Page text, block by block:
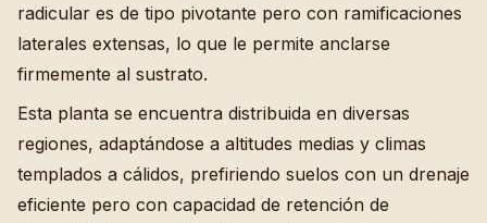
radicular es de tipo pivotante pero con ramificaciones
laterales extensas, lo que le permite anclarse
firmemente al sustrato.
Esta planta se encuentra distribuida en diversas
regiones, adaptándose a altitudes medias y climas
templados a cálidos, prefiriendo suelos con un drenaje
eficiente pero con capacidad de retención de